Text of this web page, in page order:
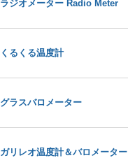
ラジオメーター Radio Meter
くるくる温度計
グラスバロメーター
ガリレオ温度計＆バロメーター